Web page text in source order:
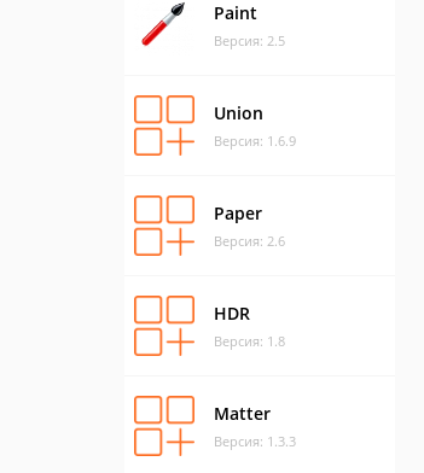
Paint
Версия: 2.5
Union
Версия: 1.6.9
Paper
Версия: 2.6
HDR
Версия: 1.8
Matter
Версия: 1.3.3